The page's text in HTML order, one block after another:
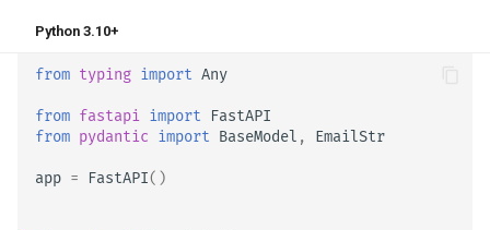
Python 3.10+
from typing import Any
from fastapi import
FastAPI
from pydantic import BaseModel , EmailStr
app = FastAPI()